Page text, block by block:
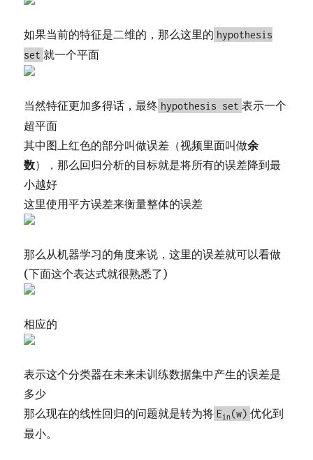
如果当前的特征是二维的，那么这里的 hypothesis
set 就一个平面
当然特征更加多得话，最终 hypothesis set 表示一个
超平面
其中图上红色的部分叫做误差（视频里面叫做余
数），那么回归分析的目标就是将所有的误差降到最
小越好
这里使用平方误差来衡量整体的误差
那么从机器学习的角度来说，这里的误差就可以看做
(下面这个表达式就很熟悉了)
相应的
表示这个分类器在未来未训练数据集中产生的误差是
多少
那么现在的线性回归的问题就是转为将 Ein(w) 优化到
最小。